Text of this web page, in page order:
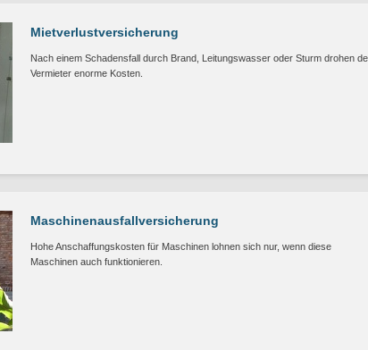
Mietverlustversicherung
Nach einem Schadensfall durch Brand, Leitungswasser oder Sturm drohen
Vermieter enorme Kosten.
Maschinenausfallversicherung
Hohe Anschaffungskosten für Maschinen lohnen sich nur, wenn diese
Maschinen auch funktionieren.